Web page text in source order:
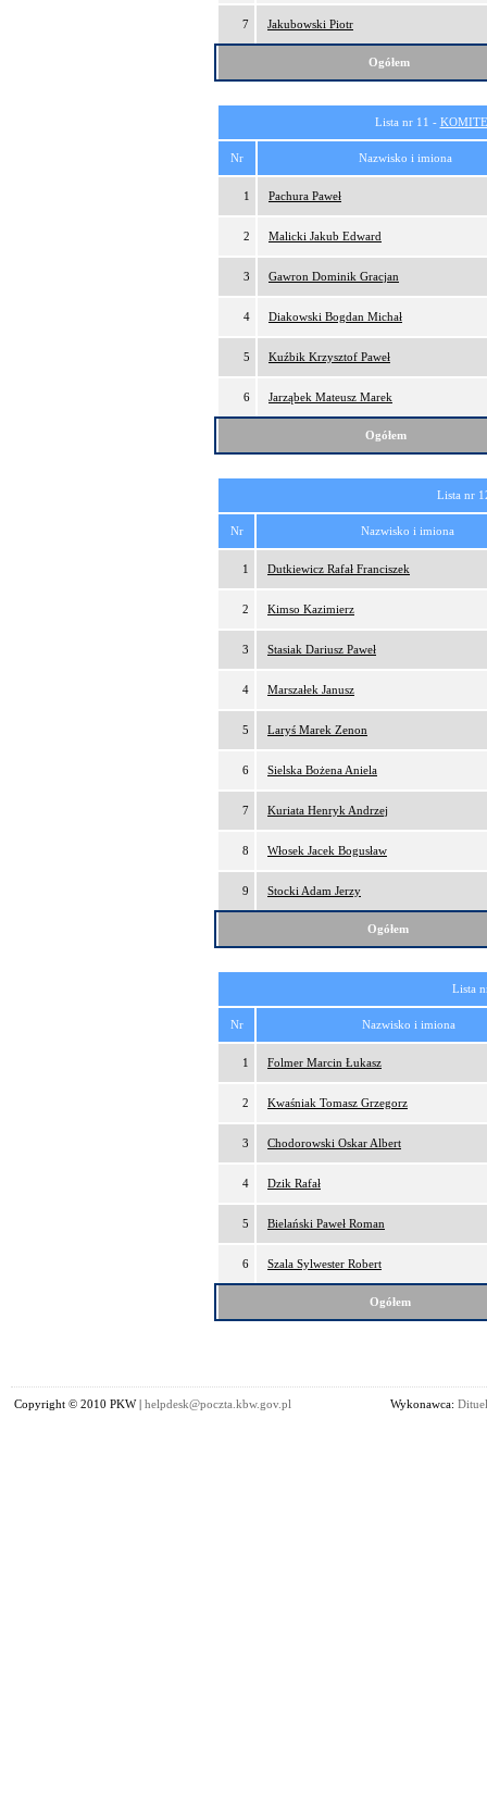
7 Jakubowski Piotr
Ogółem
Lista nr 11 -
Nr Nazwisko i imiona
1 Pachura Paweł
2 Malicki Jakub Edward
3 Gawron Dominik Gracjan
4 Diakowski Bogdan Michał
5 Kuźbik Krzysztof Paweł
6 Jarząbek Mateusz Marek
Ogółem
Lista nr
Nr Nazwisko i imiona
1 Dutkiewicz Rafał Franciszek
2 Kimso Kazimierz
3 Stasiak Dariusz Paweł
4 Marszałek Janusz
5 Laryś Marek Zenon
6 Sielska Bożena Aniela
7 Kuriata Henryk Andrzej
8 Włosek Jacek Bogusław
9 Stocki Adam Jerzy
Ogółem
Lista
Nr Nazwisko i imiona
1 Folmer Marcin Łukasz
2 Kwaśniak Tomasz Grzegorz
3 Chodorowski Oskar Albert
4 Dzik Rafał
5 Bielański Paweł Roman
6 Szala Sylwester Robert
Ogółem
Copyright © 2010 PKW | helpdesk@poczta.kbw.gov.pl Wykonawca: